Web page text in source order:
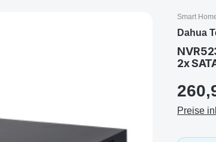
Smart
Dahua
2x
Preise